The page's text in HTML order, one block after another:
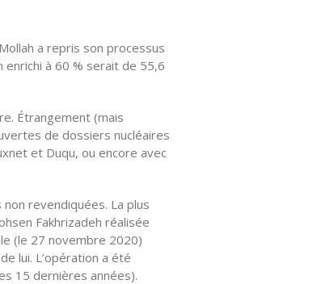
a repris son processus
enrichi à 60 % serait de 55,6
Étrangement (mais
de dossiers nucléaires
et Duqu, ou encore avec
revendiquées. La plus
Fakhrizadeh réalisée
(le 27 novembre 2020)
lui. L’opération a été
15 dernières années).